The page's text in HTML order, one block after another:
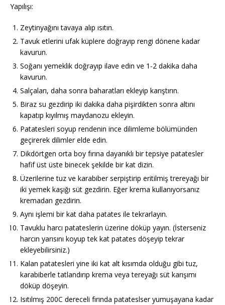
Yapılışı:
Zeytinyağını tavaya alıp ısıtın.
Tavuk etlerini ufak küplere doğrayıp rengi dönene kadar
kavurun.
Soğanı yemeklik doğrayıp ilave edin ve 1-2 dakika daha
kavurun.
Salçaları, daha sonra baharatları ekleyip karıştırın.
Biraz su gezdirip iki dakika daha pişirdikten sonra altını
kapatıp kıyılmış maydanozu ekleyin.
Patatesleri soyup rendenin ince dilimleme bölümünden
geçirerek dilimler elde edin.
Dikdörtgen orta boy fırına dayanıklı bir tepsiye patatesler
hafif üst üste binecek şekilde bir kat dizin.
Üzerilerine tuz ve karabiber serpiştirip eritilmiş trereyağı bir
iki yemek kaşığı süt gezdirin. Eğer krema kullanıyorsanız
kremadan gezdirin.
Aynı işlemi bir kat daha patates ile tekrarlayın.
Tavuklu harcı patateslerin üzerine döküp yayın. (İsterseniz
harcın yarısını koyup tek kat patates döşeyip tekrar
ekleyebilirsiniz.)
Kalan patatesleri yine iki kat alt kısımda olduğu gibi tuz,
karabiberle tatlandırıp krema veya tereyağı süt karışımı
döküp döşeyin.
Isıtılmış 200C dereceli fırında patateslser yumuşayana kadar